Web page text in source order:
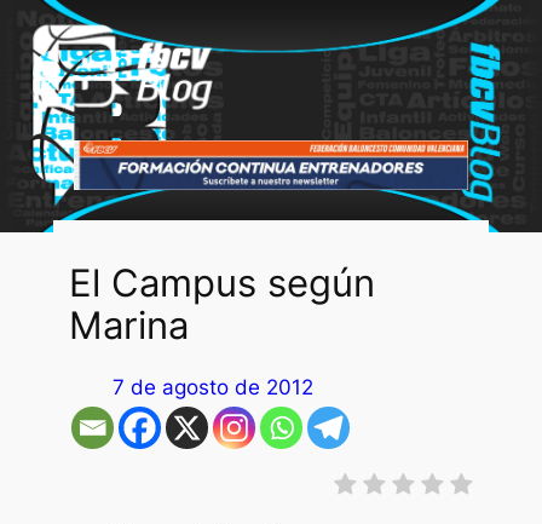
Saltar
contenido
El Campus según
Marina
7 de agosto de 2012